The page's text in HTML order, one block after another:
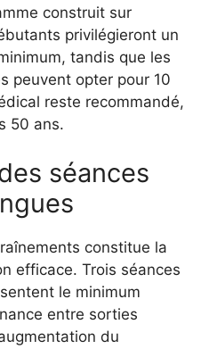
construit sur
privilégieront un
tandis que les
peuvent opter pour 10
reste recommandé,
50 ans.
séances
constitue la
efficace. Trois séances
le minimum
entre sorties
du